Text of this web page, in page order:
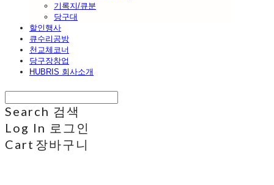
기록지/큐분
당구대
할인행사
큐수리공방
천교체코너
당구장창업
HUBRIS 회사소개
Search 검색
Log In 로그인
Cart 장바구니